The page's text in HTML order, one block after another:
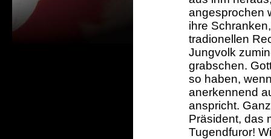
angesprochen
ihre
tradionellen
Jungvolk
grabschen.
so haben,
anerkennend
anspricht.
Präsident, das
Tugendfuror!